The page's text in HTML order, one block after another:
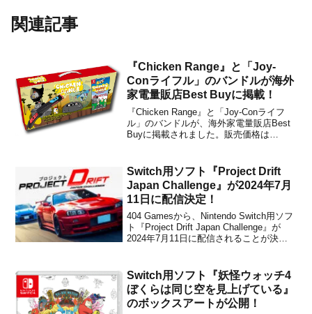
関連記事
『Chicken Range』と「Joy-
Conライフル」のバンドルが海外
家電量販店Best Buyに掲載！
『Chicken Range』と「Joy-Conライフ
ル」のバンドルが、海外家電量販店Best
Buyに掲載されました。販売価格は
Nintendo Switch用パッケージソフトと
Joy-C...
Switch用ソフト『Project Drift
Japan Challenge』が2024年7月
11日に配信決定！
404 Gamesから、Nintendo Switch用ソフ
ト『Project Drift Japan Challenge』が
2024年7月11日に配信されることが決定
（コミック）スタイルのグラフィック...
Switch用ソフト『妖怪ウォッチ4
ぼくらは同じ空を見上げている』
のボックスアートが公開！